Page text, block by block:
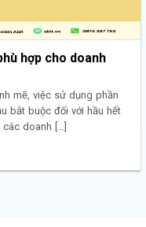
hợp cho doanh
mẽ, việc sử dụng phần
bắt buộc đối với hầu hết
doanh […]